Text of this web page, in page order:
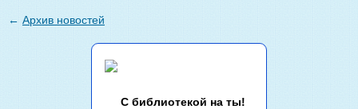
← Архив новостей
С библиотекой на ты!